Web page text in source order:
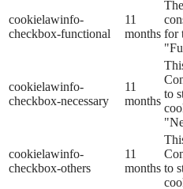
cookielawinfo-
checkbox-functional
11
months for
cookielawinfo-
checkbox-necessary
11
months
to
cookielawinfo-
checkbox-others
11
months to